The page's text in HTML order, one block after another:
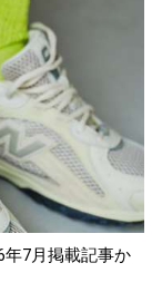
2026上半